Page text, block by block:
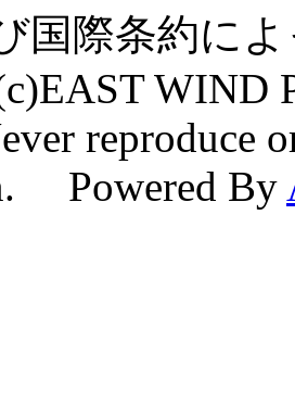
国際条約に
WIND
reproduce
Powered By